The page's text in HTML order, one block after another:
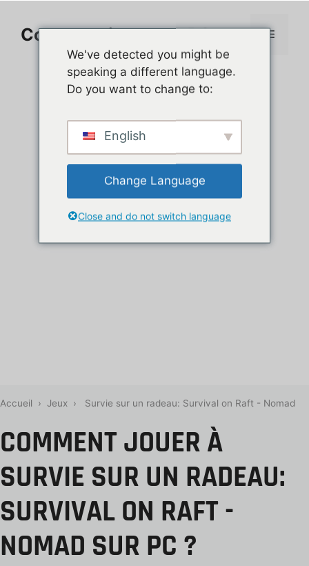
contenuComment jouer sur PC Menu
Accueil › Jeux › Survie sur un radeau: Survival on Raft - Nomad
COMMENT JOUER À
SURVIE SUR UN RADEAU:
SURVIVAL ON RAFT -
NOMAD SUR PC ?
We've detected you might be
speaking a different language.
Do you want to change to:
English
Change Language
Close and do not switch language